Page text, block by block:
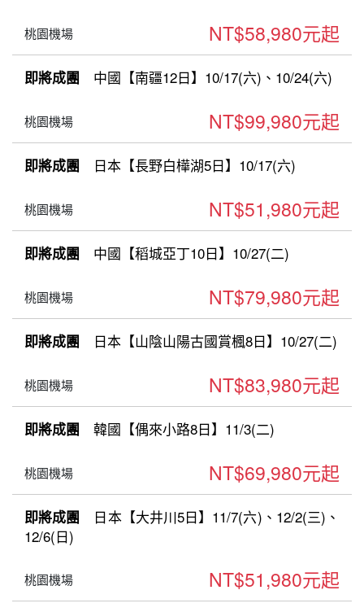
桃園機場 NT$58,980元起
即將成團 中國【南疆12日】10/17(六)、10/24(六)
桃園機場 NT$99,980元起
即將成團 日本【長野白樺湖5日】10/17(六)
桃園機場 NT$51,980元起
即將成團 中國【稻城亞丁10日】10/27(二)
桃園機場 NT$79,980元起
即將成團 日本【山陰山陽古國賞楓8日】10/27(二)
桃園機場 NT$83,980元起
即將成團 韓國【偶來小路8日】11/3(二)
桃園機場 NT$69,980元起
即將成團 日本【大井川5日】11/7(六)、12/2(三)、
12/6(日)
桃園機場 NT$51,980元起